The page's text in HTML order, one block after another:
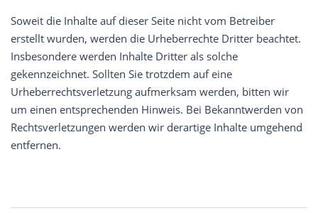
Soweit die Inhalte auf dieser Seite nicht vom Betreiber
erstellt wurden, werden die Urheberrechte Dritter beachtet.
Insbesondere werden Inhalte Dritter als solche
gekennzeichnet. Sollten Sie trotzdem auf eine
Urheberrechtsverletzung aufmerksam werden, bitten wir
um einen entsprechenden Hinweis. Bei Bekanntwerden von
Rechtsverletzungen werden wir derartige Inhalte umgehend
entfernen.